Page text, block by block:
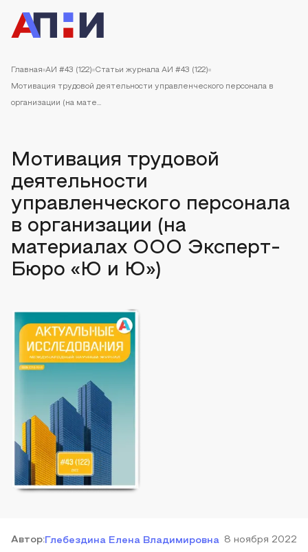
Главная АИ #43 (122) Статьи журнала АИ #43 (122)
Мотивация трудовой деятельности управленческого персонала в
организации (на мате...
Мотивация трудовой
деятельности
управленческого персонала
в организации (на
материалах ООО Эксперт-
Бюро «Ю и Ю»)
Автор:Глебездина Елена Владимировна 8 ноября 2022